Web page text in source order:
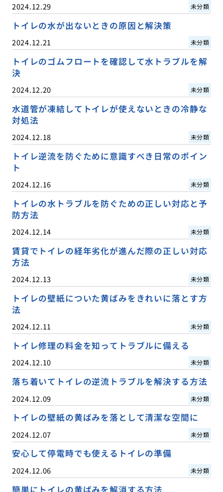
2024.12.29 未分類
トイレの水が出ないときの原因と解決策
2024.12.21 未分類
トイレのゴムフロートを確認して水トラブルを解
決
2024.12.20 未分類
水道管が凍結してトイレが使えないときの冷静な
対処法
2024.12.18 未分類
トイレ逆流を防ぐために意識すべき日常のポイン
ト
2024.12.16 未分類
トイレの水トラブルを防ぐための正しい対応と予
防方法
2024.12.14 未分類
賃貸でトイレの経年劣化が進んだ際の正しい対応
方法
2024.12.13 未分類
トイレの壁紙についた黄ばみをきれいに落とす方
法
2024.12.11 未分類
トイレ修理の料金を知ってトラブルに備える
2024.12.10 未分類
落ち着いてトイレの逆流トラブルを解決する方法
2024.12.09 未分類
トイレの壁紙の黄ばみを落として清潔な空間に
2024.12.07 未分類
安心して停電時でも使えるトイレの準備
2024.12.06 未分類
簡単にトイレの黄ばみを解消する方法